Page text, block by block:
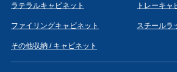
ラテラルキャビネット トレーキャ
ファイリングキャビネット スチールラ
その他収納 / キャビネット